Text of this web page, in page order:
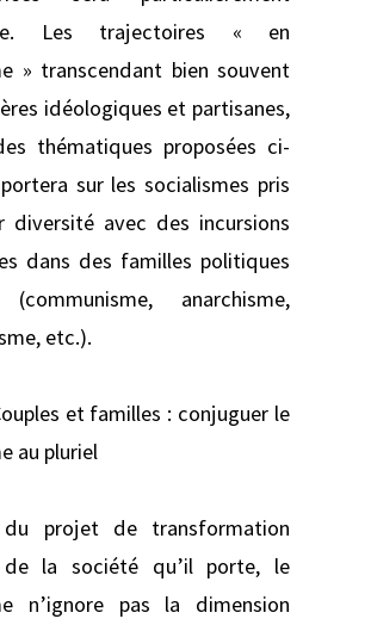
Les trajectoires « en
» transcendant bien souvent
idéologiques et partisanes,
thématiques proposées ci-
sur les socialismes pris
diversité avec des incursions
dans des familles politiques
(communisme, anarchisme,
etc.).
et familles : conjuguer le
au pluriel
projet de transformation
de la société qu’il porte, le
n’ignore pas la dimension